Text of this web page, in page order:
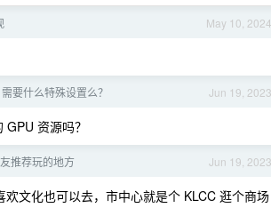
May 10, 2024
Jun 19, 2023
要什么特殊设置么？
资源吗？
Jun 19, 2023
推荐玩的地方
文化也可以去，市中心就是个 KLCC 逛个商场